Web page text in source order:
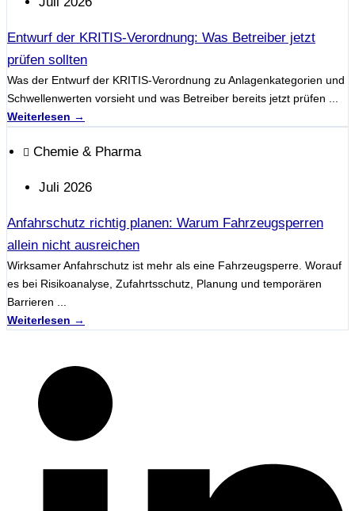
Entwurf der KRITIS-Verordnung: Was Betreiber jetzt
prüfen sollten
Was der Entwurf der KRITIS-Verordnung zu Anlagenkategorien und
Schwellenwerten vorsieht und was Betreiber bereits jetzt prüfen ...
Weiterlesen →
Chemie & Pharma
Juli 2026
Anfahrschutz richtig planen: Warum Fahrzeugsperren
allein nicht ausreichen
Wirksamer Anfahrschutz ist mehr als eine Fahrzeugsperre. Worauf
es bei Risikoanalyse, Zufahrtsschutz, Planung und temporären
Barrieren ...
Weiterlesen →